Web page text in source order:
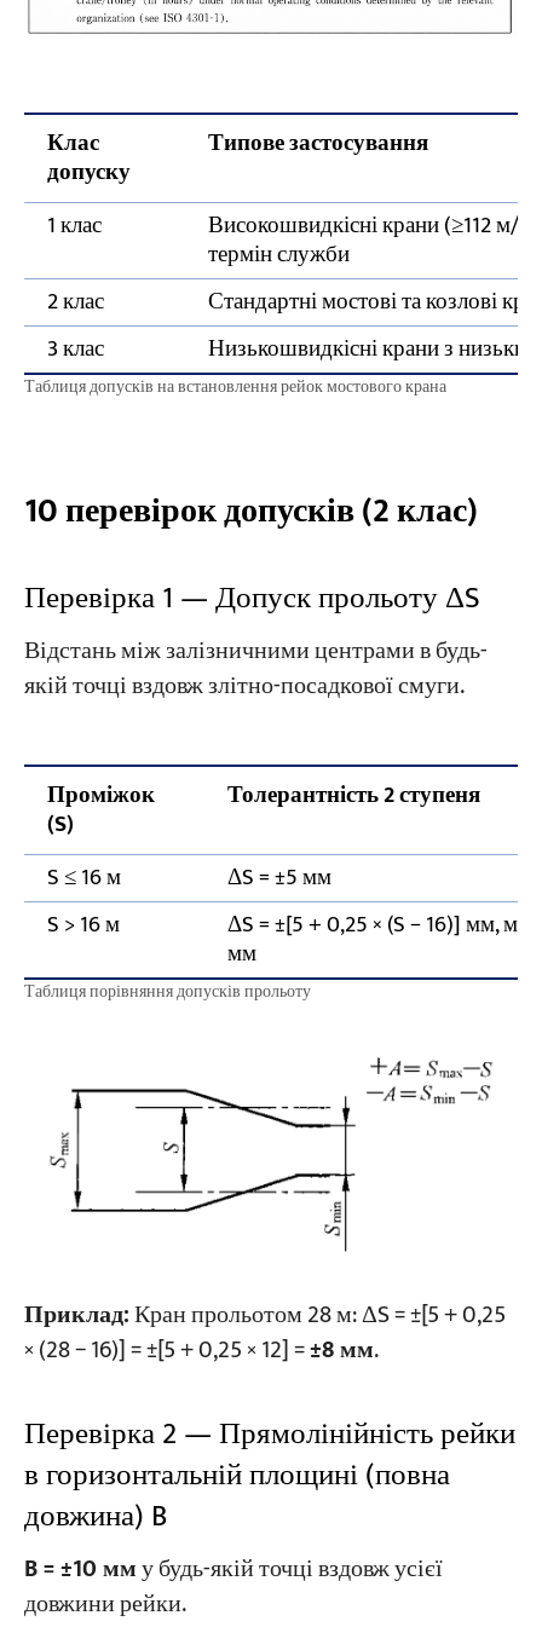
Клас
допуску
Типове застосування
1 клас Високошвидкісні крани (≥112 м/
термін служби
2 клас
Стандартні мостові та козлові
3 клас
Низькошвидкісні крани з
Таблиця допусків на встановлення рейок мостового крана
10 перевірок допусків (2 клас)
Перевірка 1 — Допуск прольоту ΔS
Відстань між залізничними центрами в будь-
якій точці вздовж злітно-посадкової смуги.
Проміжок
(S)
Толерантність 2 ступеня
S ≤ 16 м
ΔS = ±5 мм
S > 16 м
ΔS = ±[5 + 0,25 × (S − 16)] мм,
мм
Таблиця порівняння допусків прольоту
Приклад:Кран прольотом 28 м: ΔS = ±[5 + 0,25
× (28 − 16)] = ±[5 + 0,25 × 12] =±8 мм.
Перевірка 2 — Прямолінійність рейки
в горизонтальній площині (повна
довжина) B
B = ±10 мму будь-якій точці вздовж усієї
довжини рейки.